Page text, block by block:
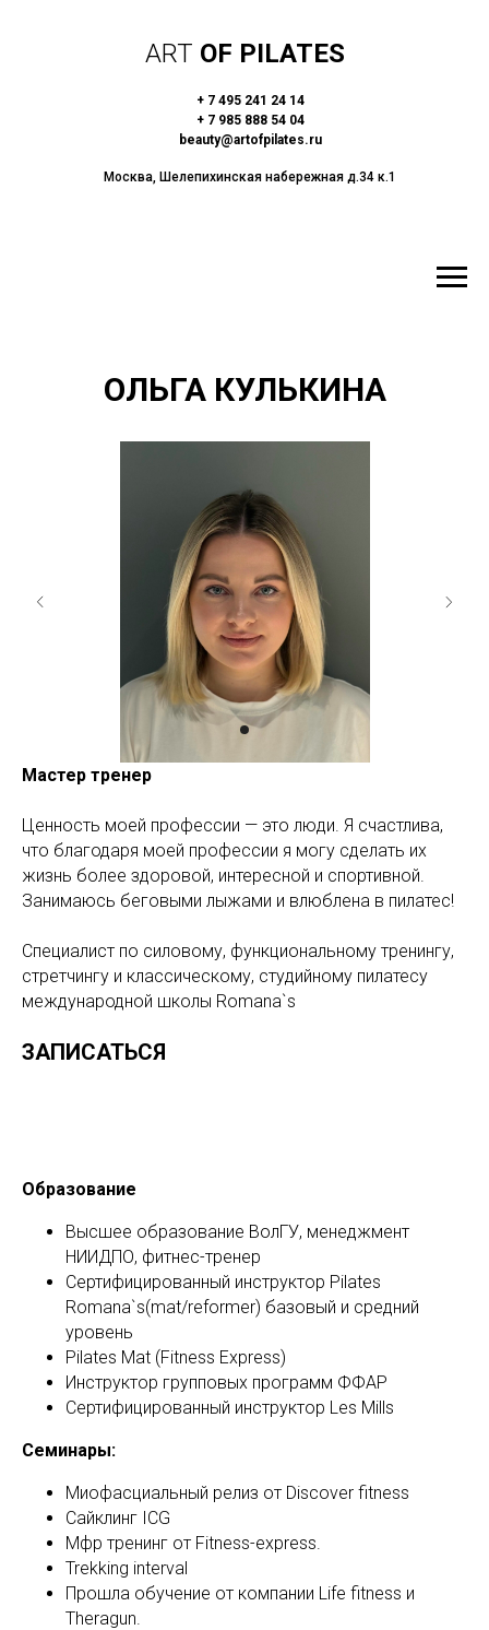
ART OF PILATES
+ 7 495 241 24 14
+ 7 985 888 54 04
beauty@artofpilates.ru
Москва, Шелепихинская набережная д.34 к.1
ОЛЬГА КУЛЬКИНА
Мастер тренер
Ценность моей профессии — это люди. Я счастлива,
что благодаря моей профессии я могу сделать их
жизнь более здоровой, интересной и спортивной.
Занимаюсь беговыми лыжами и влюблена в пилатес!
Специалист по силовому, функциональному тренингу,
стретчингу и классическому, студийному пилатесу
международной школы Romana`s
ЗАПИСАТЬСЯ
Образование
Высшее образование ВолГУ, менеджмент
НИИДПО, фитнес-тренер
Сертифицированный инструктор Pilates
Romana`s(mat/reformer) базовый и средний
уровень
Pilates Mat (Fitness Express)
Инструктор групповых программ ФФАР
Сертифицированный инструктор Les Mills
Семинары:
Миофасциальный релиз от Discover fitness
Сайклинг ICG
Мфр тренинг от Fitness-express.
Trekking interval
Прошла обучение от компании Life fitness и
Theragun.